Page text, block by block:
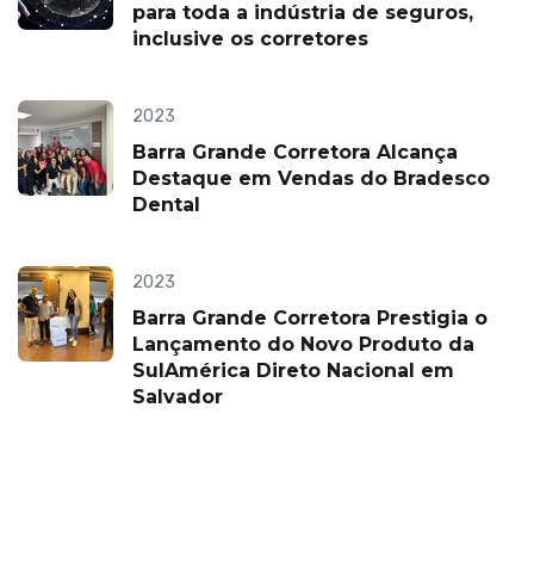
para toda a indústria de seguros,
inclusive os corretores
2023
Barra Grande Corretora Alcança
Destaque em Vendas do Bradesco
Dental
2023
Barra Grande Corretora Prestigia o
Lançamento do Novo Produto da
SulAmérica Direto Nacional em
Salvador